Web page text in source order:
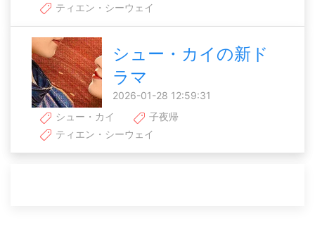
ティエン・シーウェイ
シュー・カイの新ド
ラマ
2026-01-28 12:59:31
シュー・カイ
子夜帰
ティエン・シーウェイ